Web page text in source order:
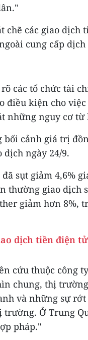
chẽ các giao dịch
cung cấp dịch
các tổ chức tài
điều kiện cho
những nguy cơ từ
bối cảnh giá trị
ngày 24/9.
sụt giảm 4,6%
thường giao dịch
giảm hơn 8%,
dịch tiền điện
cứu thuộc công
chung, thị
và những sự
Ở Trung
pháp."